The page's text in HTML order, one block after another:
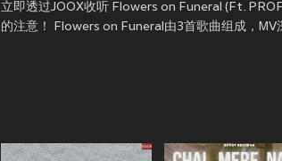
立即透过JOOX收听 Flowers on Funeral (Ft.
的注意！ Flowers on Funeral由3首歌曲组成，